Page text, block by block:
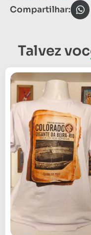
Compartilhar:
Talvez